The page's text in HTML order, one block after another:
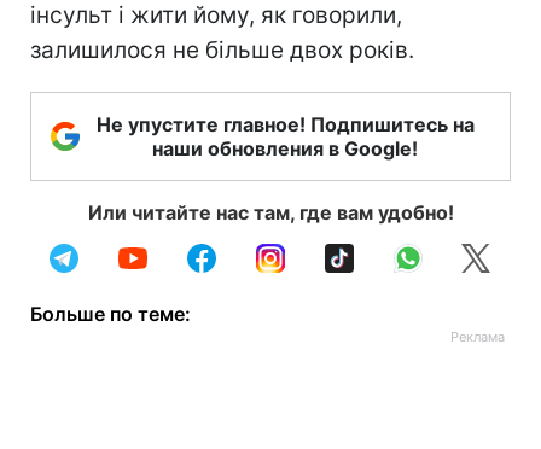
інсульт і жити йому, як говорили,
залишилося не більше двох років.
Не упустите главное! Подпишитесь на
наши обновления в Google!
Или читайте нас там, где вам удобно!
Больше по теме: